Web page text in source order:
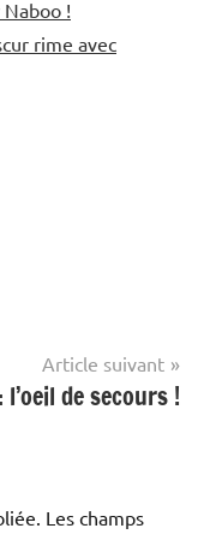
Naboo !
rime avec
Article suivant
de secours !
Les champs